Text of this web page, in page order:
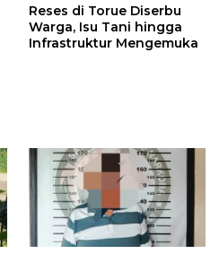
Reses di Torue Diserbu
Warga, Isu Tani hingga
Infrastruktur Mengemuka